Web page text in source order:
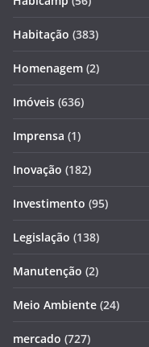
Habitação (383)
Homenagem (2)
Imóveis (636)
Imprensa (1)
Inovação (182)
Investimento (95)
Legislação (138)
Manutenção (2)
Meio Ambiente (24)
mercado (727)